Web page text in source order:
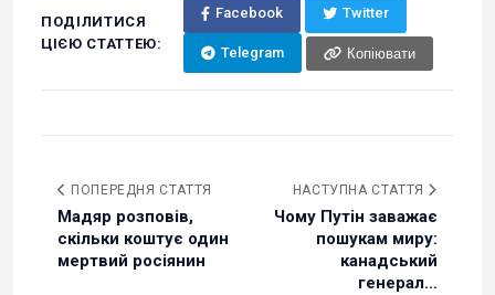
ПОДІЛИТИСЯ
ЦІЄЮ СТАТТЕЮ:
Facebook Twitter
Telegram Копіювати
ПОПЕРЕДНЯ СТАТТЯ
Мадяр розповів,
скільки коштує один
мертвий росіянин
НАСТУПНА СТАТТЯ
Чому Путін заважає
пошукам миру:
канадський
генерал...